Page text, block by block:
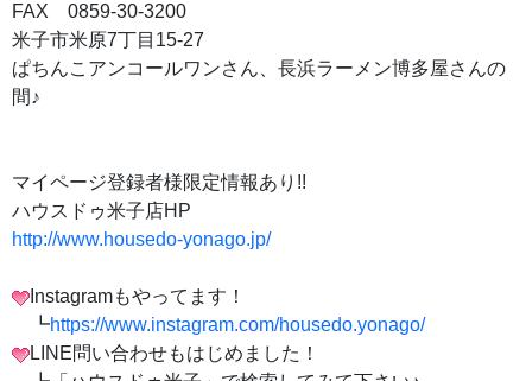
FAX 0859-30-3200
米子市米原7丁目15-27
ぱちんこアンコールワンさん、長浜ラーメン博多屋さんの
間♪
マイページ登録者様限定情報あり!!
ハウスドゥ米子店HP
http://www.housedo-yonago.jp/
Instagramもやってます！
┗https://www.instagram.com/housedo.yonago/
LINE問い合わせもはじめました！